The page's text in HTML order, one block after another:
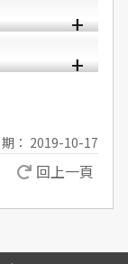
： 2019-10-17
回上一頁